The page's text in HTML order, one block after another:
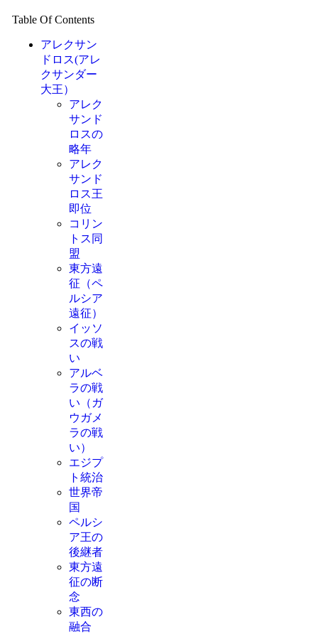
Table Of Contents
アレクサン
ドロス(アレ
クサンダー
大王）
アレク
サンド
ロスの
略年
アレク
サンド
ロス王
即位
コリン
トス同
盟
東方遠
征（ペ
ルシア
遠征）
イッソ
スの戦
い
アルベ
ラの戦
い（ガ
ウガメ
ラの戦
い）
エジプ
ト統治
世界帝
国
ペルシ
ア王の
後継者
東方遠
征の断
念
東西の
融合